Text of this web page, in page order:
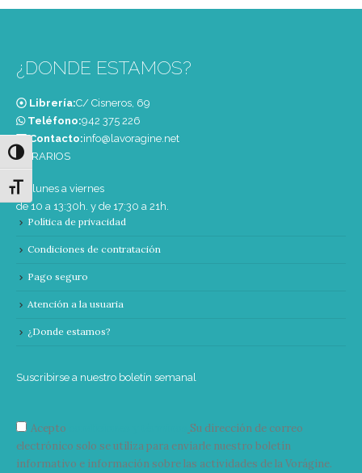
Alternar alto contraste
Alternar tamaño de letra
¿DONDE ESTAMOS?
Librería:C/ Cisneros, 69
Teléfono:‭942 375 226‬
Contacto:info@lavoragine.net
HORARIOS
De lunes a viernes
de 10 a 13:30h. y de 17:30 a 21h.
Política de privacidad
Condiciones de contratación
Pago seguro
Atención a la usuaria
¿Donde estamos?
Suscribirse a nuestro boletín semanal
Acepto
Su dirección de correo
electrónico solo se utiliza para enviarle nuestro boletín
informativo e información sobre las actividades de la Vorágine.